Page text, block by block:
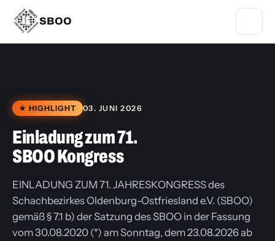
SBOO
★ HIGHLIGHT 03. JUNI 2026
Einladung zum 71.
SBOO Kongress
EINLADUNG ZUM 71. JAHRESKONGRESS des
Schachbezirkes Oldenburg-Ostfriesland e.V. (SBOO)
gemäß § 7.1 b) der Satzung des SBOO in der Fassung
vom 30.08.2020 (*) am Sonntag, dem 23.08.2026 ab